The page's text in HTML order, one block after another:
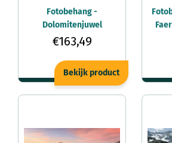
Fotobehang -
Dolomitenjuwel
450x280cm -
€163,49
Bekijk product